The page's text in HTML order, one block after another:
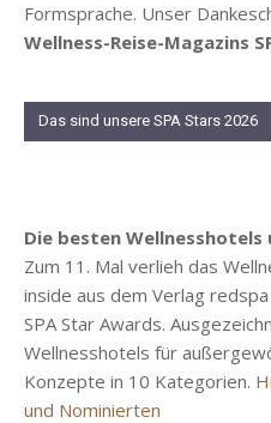
Formsprache. Unser
Wellness-Reise-Magazins
Das sind unsere SPA Stars 2026
Die besten Wellnesshotels
Zum 11. Mal verlieh das
inside aus dem Verlag
SPA Star Awards.
Wellnesshotels für
Konzepte in 10 Kategorien.
und Nominierten